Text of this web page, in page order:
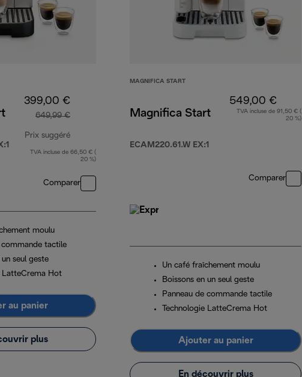
399,00 €
649,99 €
Prix suggéré
prix original 649,99 €
TVA incluse de 66,50 € (
20 %)
Comparer
moulu
commande tactile
un seul geste
LatteCrema Hot
au panier
plus
MAGNIFICA START
Magnifica Start
ECAM220.61.W EX:1
549,00 €
TVA incluse de 91,50 € (
20 %)
Comparer
Un café fraîchement moulu
Boissons en un seul geste
Panneau de commande tactile
Technologie LatteCrema Hot
Ajouter au panier
En découvrir plus